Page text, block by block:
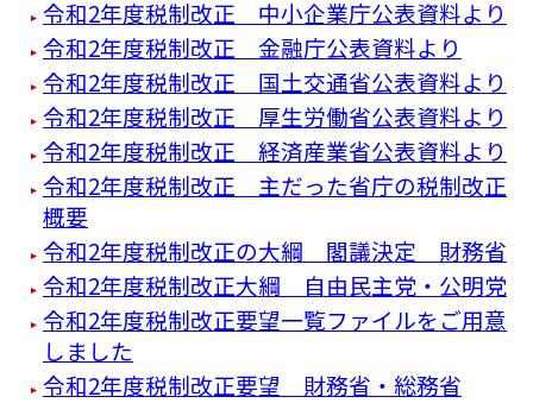
令和2年度税制改正 中小企業庁公表資料より
令和2年度税制改正 金融庁公表資料より
令和2年度税制改正 国土交通省公表資料より
令和2年度税制改正 厚生労働省公表資料より
令和2年度税制改正 経済産業省公表資料より
令和2年度税制改正 主だった省庁の税制改正
概要
令和2年度税制改正の大綱 閣議決定 財務省
令和2年度税制改正大綱 自由民主党・公明党
令和2年度税制改正要望一覧ファイルをご用意
しました
令和2年度税制改正要望 財務省・総務省